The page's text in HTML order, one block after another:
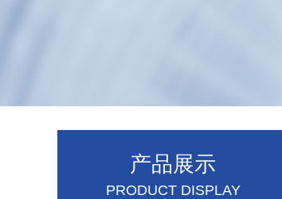
产品展示
PRODUCT DISPLAY